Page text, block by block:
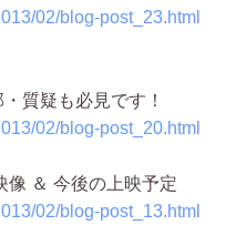
02/blog-post_23.html
質疑も必見です！
02/blog-post_20.html
＆ 今後の上映予定
02/blog-post_13.html